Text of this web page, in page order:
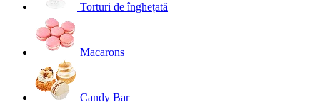
Torturi de înghețată
Macarons
Candy Bar